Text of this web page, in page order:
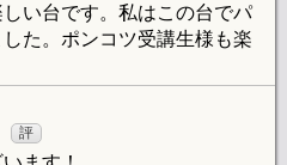
い台です。私はこの台でパ
た。ポンコツ受講生様も楽
評